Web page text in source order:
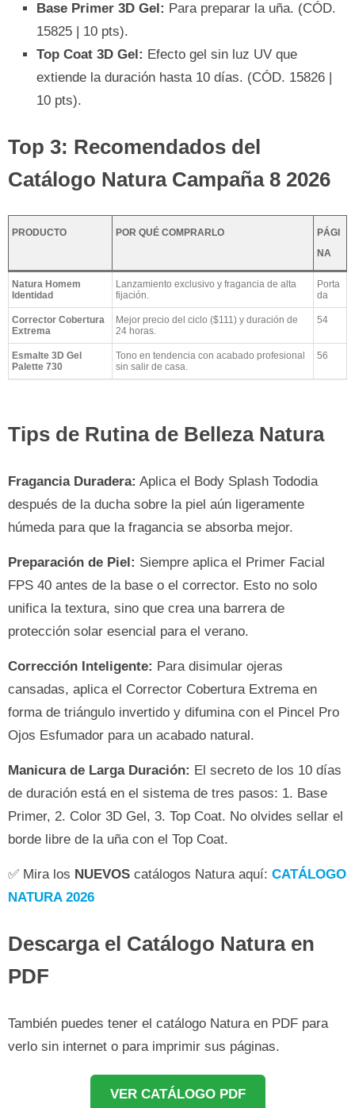
Base Primer 3D Gel: Para preparar la uña. (CÓD.
15825 | 10 pts).
Top Coat 3D Gel: Efecto gel sin luz UV que
extiende la duración hasta 10 días. (CÓD. 15826 |
10 pts).
Top 3: Recomendados del
Catálogo Natura Campaña 8 2026
PRODUCTO POR QUÉ COMPRARLO
PÁGI
NA
Natura Homem
Identidad
Lanzamiento exclusivo y fragancia de alta
fijación.
Porta
da
Corrector Cobertura
Extrema
Mejor precio del ciclo ($111) y duración de
24 horas.
54
Esmalte 3D Gel
Palette 730
Tono en tendencia con acabado profesional
sin salir de casa.
56
Tips de Rutina de Belleza Natura
Fragancia Duradera: Aplica el Body Splash Tododia
después de la ducha sobre la piel aún ligeramente
húmeda para que la fragancia se absorba mejor.
Preparación de Piel: Siempre aplica el Primer Facial
FPS 40 antes de la base o el corrector. Esto no solo
unifica la textura, sino que crea una barrera de
protección solar esencial para el verano.
Corrección Inteligente: Para disimular ojeras
cansadas, aplica el Corrector Cobertura Extrema en
forma de triángulo invertido y difumina con el Pincel Pro
Ojos Esfumador para un acabado natural.
Manicura de Larga Duración: El secreto de los 10 días
de duración está en el sistema de tres pasos: 1. Base
Primer, 2. Color 3D Gel, 3. Top Coat. No olvides sellar el
borde libre de la uña con el Top Coat.
✅ Mira los NUEVOS catálogos Natura aquí: CATÁLOGO
NATURA 2026
Descarga el Catálogo Natura en
PDF
También puedes tener el catálogo Natura en PDF para
verlo sin internet o para imprimir sus páginas.
VER CATÁLOGO PDF